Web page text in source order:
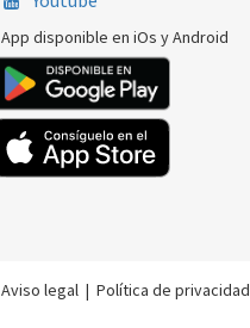
App disponible en iOs y Android
Aviso legal | Política de privacidad